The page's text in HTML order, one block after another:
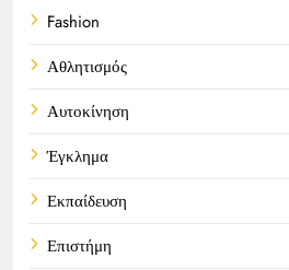
Fashion
Αθλητισμός
Αυτοκίνηση
Έγκλημα
Εκπαίδευση
Επιστήμη